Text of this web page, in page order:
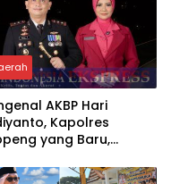
AKBP Hari
Kapolres
yang Baru,
Polri